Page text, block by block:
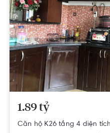
1.89 tỷ
Căn hộ K26 tầng 4 diện